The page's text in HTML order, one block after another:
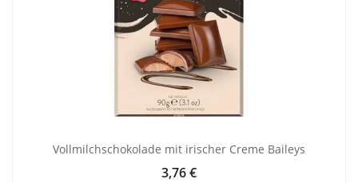
Vollmilchschokolade mit irischer Creme Baileys
Preis
3,76 €